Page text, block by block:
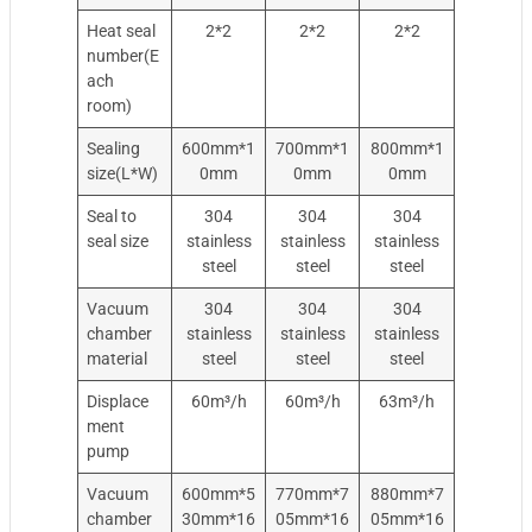
Heat seal
number(E
ach
room)
2*2 2*2 2*2
Sealing
size(L*W)
600mm*1
0mm
700mm*1
0mm
800mm*1
0mm
Seal to
seal size
304
stainless
steel
304
stainless
steel
304
stainless
steel
Vacuum
chamber
material
304
stainless
steel
304
stainless
steel
304
stainless
steel
Displace
ment
pump
60m³/h 60m³/h 63m³/h
Vacuum
chamber
600mm*5
30mm*16
770mm*7
05mm*16
880mm*7
05mm*16